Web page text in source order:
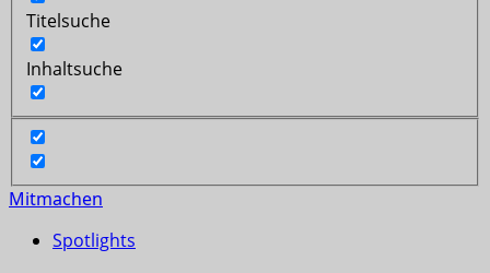
Titelsuche
Inhaltsuche
Mitmachen
Spotlights